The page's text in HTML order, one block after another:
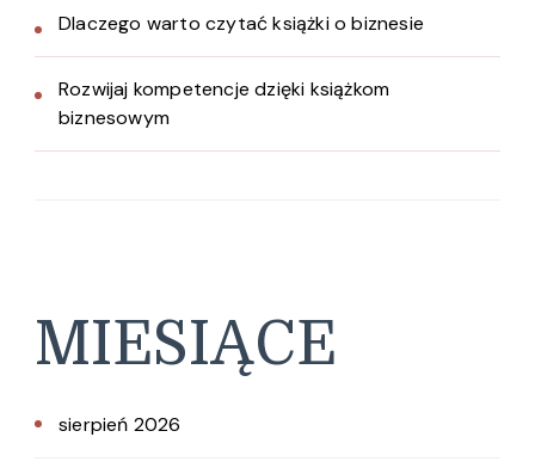
Dlaczego warto czytać książki o biznesie
Rozwijaj kompetencje dzięki książkom
biznesowym
MIESIĄCE
sierpień 2026